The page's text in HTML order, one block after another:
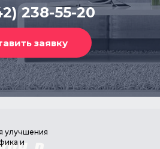
238-55-20
улучшения
и